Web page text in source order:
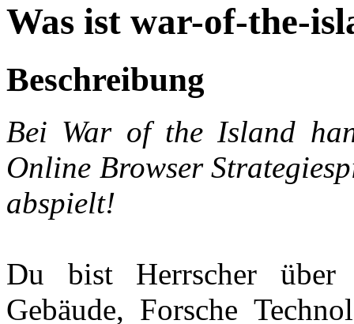
Was ist war-of-the-
Beschreibung
Bei War of the Island
Online Browser
abspielt!
Du bist Herrscher über
Gebäude, Forsche